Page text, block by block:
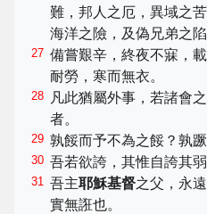
難，邦人之厄，異域之
海洋之險，及偽兄弟之陷
27 備嘗艱辛，終夜不寐，
耐勞，寒而無衣。
28 凡此猶屬外事，若諸會
者。
29 孰餒而予不為之餒？孰
30 吾若欲誇，其惟自誇其弱
31 吾主耶穌基督之父，永
實無誑也。